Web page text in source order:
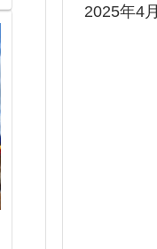
2025年4月